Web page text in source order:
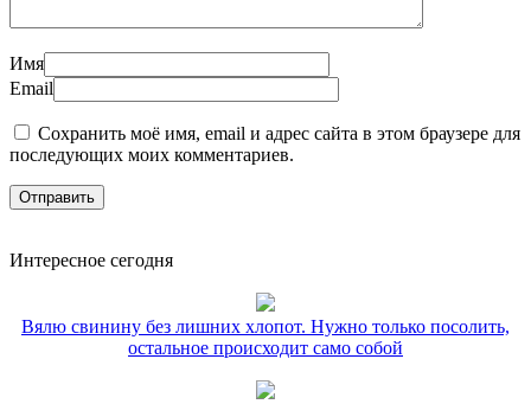
Имя
Email
Сохранить моё имя, email и адрес сайта в этом браузере для
последующих моих комментариев.
Интересное сегодня
Вялю свинину без лишних хлопот. Нужно только посолить,
остальное происходит само собой